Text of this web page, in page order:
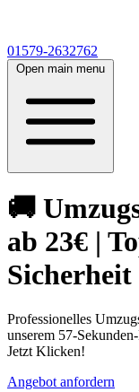
01579-2632762
Open main menu
🚚
ab 23€ |
Sicherheit
Professionelles
unserem 57-
Jetzt Klicken!
Angebot anfordern